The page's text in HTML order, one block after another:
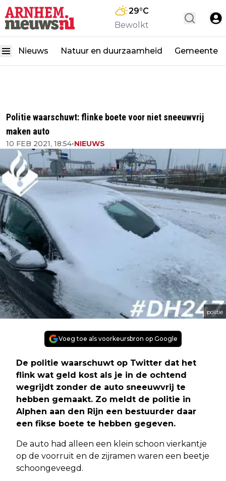
29°C
Bewolkt
Nieuws Natuur en duurzaamheid Gemeente
Politie waarschuwt: flinke boete voor niet sneeuwvrij
maken auto
10 FEB 2021, 18:54•NIEUWS
politie
Voeg toe als voorkeursbron op Google
De politie waarschuwt op Twitter dat het
flink wat geld kost als je in de ochtend
wegrijdt zonder de auto sneeuwvrij te
hebben gemaakt. Zo meldt de politie in
Alphen aan den Rijn een bestuurder daar
een fikse boete te hebben gegeven.
De auto had alleen een klein schoon vierkantje
op de voorruit en de zijramen waren een beetje
schoongeveegd.